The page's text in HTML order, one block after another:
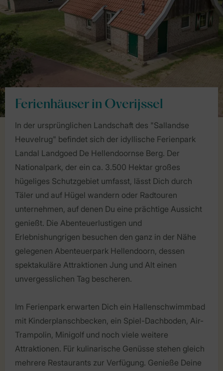
Ferienhäuser in Overijssel
In der ursprünglichen Landschaft des "Sallandse
Heuvelrug" befindet sich der idyllische Ferienpark
Landal Landgoed De Hellendoornse Berg. Der
Nationalpark, der ein ca. 3.500 Hektar großes
hügeliges Schutzgebiet umfasst, lässt Dich durch
Täler und auf Hügel wandern oder Radtouren
unternehmen, auf denen Du eine prächtige Aussicht
genießt. Die Abenteuerlustigen und
Erlebnishungrigen besuchen den ganz in der Nähe
gelegenen Abenteuerpark Hellendoorn, dessen
spektakuläre Attraktionen Jung und Alt einen
unvergesslichen Tag bescheren.
Im Ferienpark erwarten Dich ein Hallenschwimmbad
mit Kinderplanschbecken, ein Spiel-Dachboden, Air-
Trampolin, Minigolf und noch viele weitere
Attraktionen. Für kulinarische Genüsse stehen gleich
mehrere Restaurants zur Verfügung. Genieße Deine